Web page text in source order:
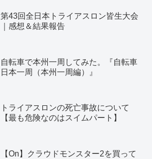
第43回全日本トライアスロン皆生大会
｜感想＆結果報告
自転車で本州一周してみた。『自転車
日本一周（本州一周編）』
トライアスロンの死亡事故について
【最も危険なのはスイムパート】
【On】クラウドモンスター2を買って